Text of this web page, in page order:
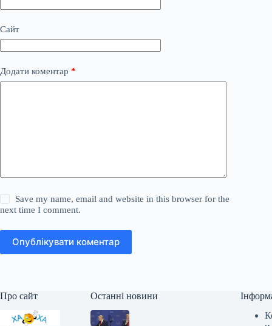
Сайт
Додати коментар *
Save my name, email and website in this browser for the
next time I comment.
Опублікувати коментар
Про сайт Останні новини